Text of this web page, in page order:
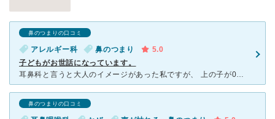
鼻のつまりの口コミ
アレルギー科 鼻のつまり
5.0
子どもがお世話になっています。
耳鼻科と言うと大人のイメージがあった私ですが、 上の子が0歳の時から鼻水がよく続いていた為、 こちらの耳鼻科に出会いました。 男性の先生ですが、とても気さくで優しいお医者さんで、季節の変わり目な
鼻のつまりの口コミ